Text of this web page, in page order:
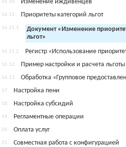
16.10. Изменение иждивенцев
16.11. Приоритеты категорий льгот
16.11.1.
Документ «Изменение
льгот»
16.11.2. Регистр «Использование
16.12. Пример настройки и расчета льготы
16.13. Обработка «Групповое
17. Настройка пени
18. Настройка субсидий
19. Регламентные операции
20. Оплата услуг
21.
Совместная работа с конфигурацией